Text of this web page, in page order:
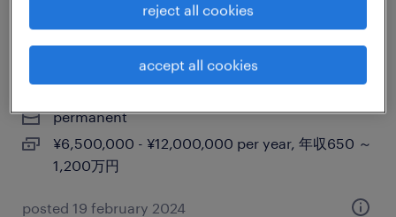
pv compliance/audit inspection
readines：製薬企業
東京23区, 東京都
permanent
¥6,500,000 - ¥12,000,000 per year, 年収650 ～
1,200万円
posted 19 february 2024
reject all cookies
accept all cookies